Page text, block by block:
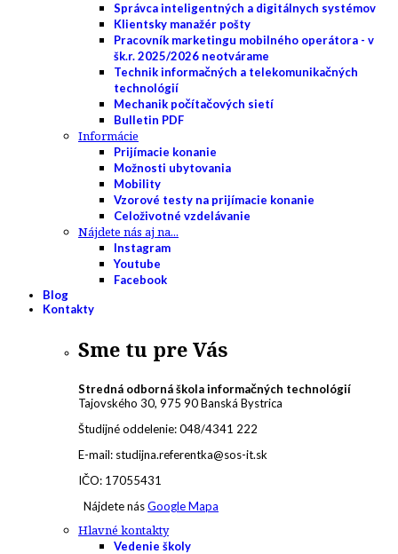
Správca inteligentných a digitálnych systémov
Klientsky manažér pošty
Pracovník marketingu mobilného operátora - v
šk.r. 2025/2026 neotvárame
Technik informačných a telekomunikačných
technológií
Mechanik počítačových sietí
Bulletin PDF
Informácie
Prijímacie konanie
Možnosti ubytovania
Mobility
Vzorové testy na prijímacie konanie
Celoživotné vzdelávanie
Nájdete nás aj na...
Instagram
Youtube
Facebook
Blog
Kontakty
Sme tu pre Vás
Stredná odborná škola informačných technológií
Tajovského 30, 975 90 Banská Bystrica
Študijné oddelenie: 048/4341 222
E-mail: studijna.referentka@sos-it.sk
IČO: 17055431
Nájdete násGoogle Mapa
Hlavné kontakty
Vedenie školy